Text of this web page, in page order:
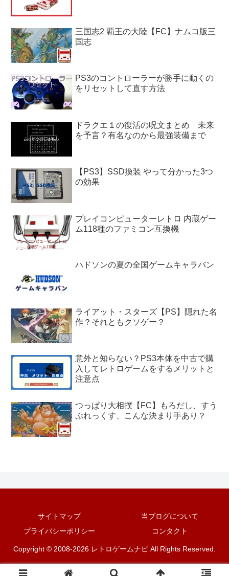
三国志2 覇王の大陸【FC】ナムコ版三
国志
PS3のコントローラーが勝手に動くの
をリセットして直す方法
ドラクエ１の復活の呪文まとめ 未来
を予言？有名なのから最強装備まで
【PS3】SSD換装 やって分かった3つ
の効果
プレイコンピューターレトロ 内蔵ゲー
ム118種のファミコン互換機
ハドソンの夏の全国ゲームキャラバン
ライアット・スターズ【PS】隠れた名
作？それともクソゲー？
意外と知らない？PS3本体を中古で購
入してレトロゲームをするメリットと
注意点
つっぱり大相撲【FC】もろだし、すう
ぷれっくす、こんな決まり手あり？
サイトマップ
当ブログについて
プライバシーポリシー
コンタクト
Copyright © 2008-2026 レトロゲームナビ All Rights Reserved.